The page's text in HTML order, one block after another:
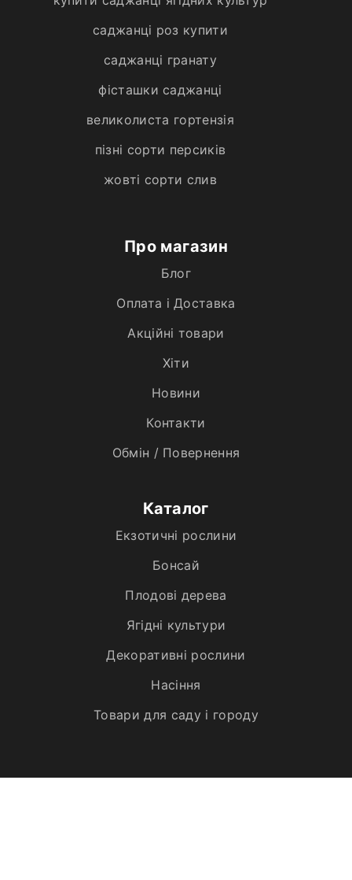
саджанці роз купити
саджанці гранату
фісташки саджанці
великолиста гортензія
пізні сорти персиків
жовті сорти слив
Про магазин
Блог
Оплата і Доставка
Акційні товари
Хiти
Новини
Контакти
Обмін / Повернення
Каталог
Екзотичні рослини
Бонсай
Плодові дерева
Ягідні культури
Декоративні рослини
Насіння
Товари для саду і городу